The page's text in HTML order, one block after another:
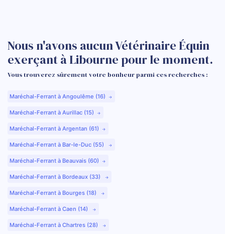
Nous n'avons aucun Vétérinaire Équin
exerçant à Libourne pour le moment.
Vous trouverez sûrement votre bonheur parmi ces recherches :
Maréchal-Ferrant à Angoulême (16)
Maréchal-Ferrant à Aurillac (15)
Maréchal-Ferrant à Argentan (61)
Maréchal-Ferrant à Bar-le-Duc (55)
Maréchal-Ferrant à Beauvais (60)
Maréchal-Ferrant à Bordeaux (33)
Maréchal-Ferrant à Bourges (18)
Maréchal-Ferrant à Caen (14)
Maréchal-Ferrant à Chartres (28)